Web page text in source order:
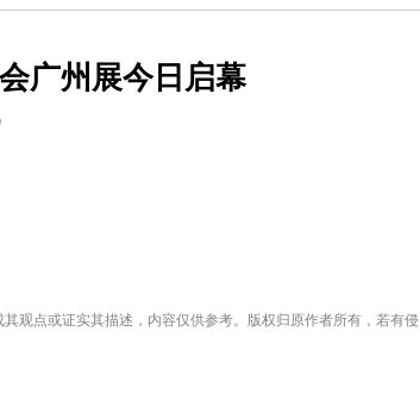
广州展今日启幕
观点或证实其描述，内容仅供参考。版权归原作者所有，若有侵